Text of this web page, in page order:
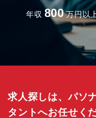
年収 800 万円以
求人探しは、パソ
タントへお任せく